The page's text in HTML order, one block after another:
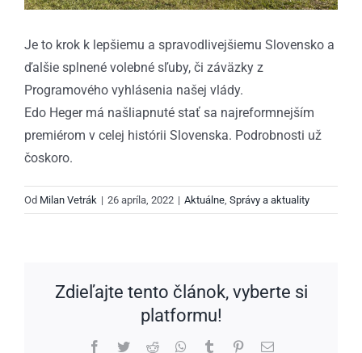
Je to krok k lepšiemu a spravodlivejšiemu Slovensko a
ďalšie splnené volebné sľuby, či záväzky z
Programového vyhlásenia našej vlády.
Edo Heger má našliapnuté stať sa najreformnejším
premiérom v celej histórii Slovenska. Podrobnosti už
čoskoro.
Od Milan Vetrák | 26 apríla, 2022 | Aktuálne, Správy a aktuality
Zdieľajte tento článok, vyberte si
platformu!
Facebook
TwitterReddit WhatsApp
Tumblr PinterestEmail